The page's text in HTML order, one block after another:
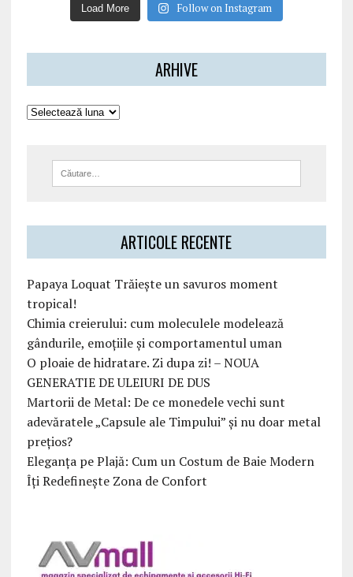
Load More Follow on Instagram
ARHIVE
ARTICOLE RECENTE
Papaya Loquat Trăiește un savuros moment
tropical!
Chimia creierului: cum moleculele modelează
gândurile, emoțiile și comportamentul uman
O ploaie de hidratare. Zi dupa zi! – NOUA
GENERATIE DE ULEIURI DE DUS
Martorii de Metal: De ce monedele vechi sunt
adevăratele „Capsule ale Timpului” și nu doar metal
prețios?
Eleganța pe Plajă: Cum un Costum de Baie Modern
Îți Redefinește Zona de Confort